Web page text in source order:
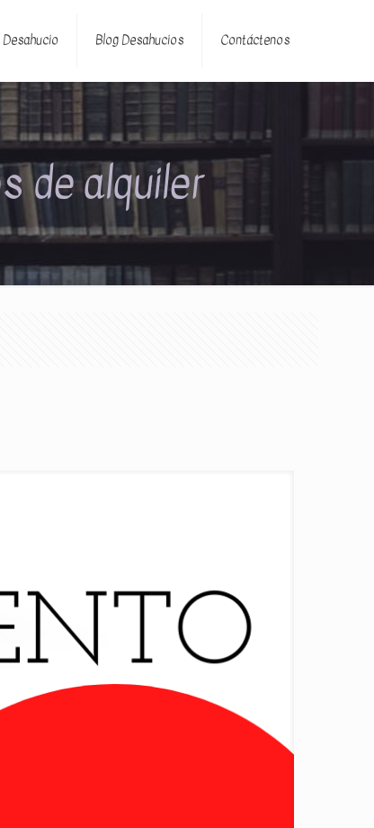
Blog Desahucios Contáctenos
de alquiler